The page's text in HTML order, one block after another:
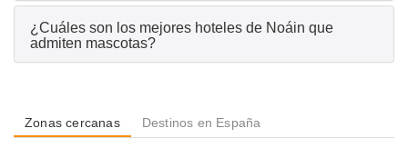
¿Cuáles son los mejores hoteles de Noáin que
admiten mascotas?
Zonas cercanas Destinos en España